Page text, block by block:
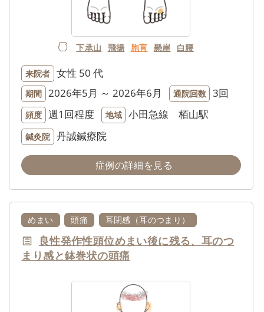
下承山 飛揚 胞肓 懸崖 白腰
来院者 女性 50 代
期間 2026年5月 ～ 2026年6月 通院回数 3回
頻度 週1回程度 地域 小田急線 栢山駅
鍼灸院 丹誠鍼療院
症例の詳細を見る
めまい 頭痛 耳閉感（耳のつまり）
良性発作性頭位めまい後に残る、耳のつ
まり感と鉢巻状の頭痛